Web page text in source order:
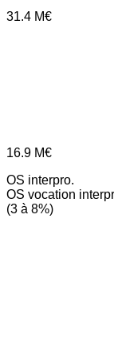
31.4 M€
16.9 M€
OS interpro.
OS vocation
(3 à 8%)